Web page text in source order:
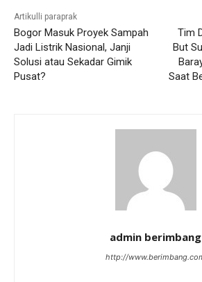
Artikulli paraprak
Bogor Masuk Proyek Sampah
Jadi Listrik Nasional, Janji
Solusi atau Sekadar Gimik
Pusat?
Tim
But
Saat
admin berimbang
http://